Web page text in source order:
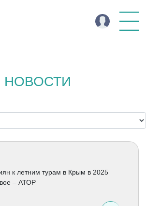
НОВОСТИ
к летним турам в Крым в 2025
– АТОР